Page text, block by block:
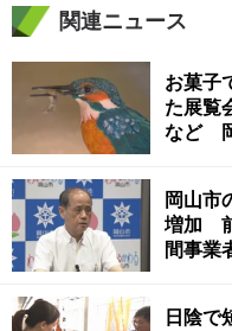
関連ニュース
お菓子
た展覧
など
岡山市
増加
間事業
日陰で